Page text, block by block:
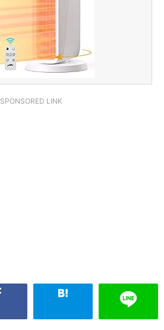
SPONSORED LINK